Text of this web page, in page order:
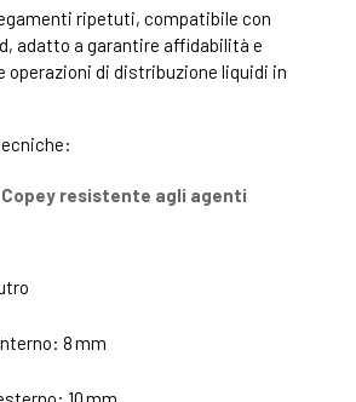
ripetuti, compatibile con
adatto a garantire affidabilità e
operazioni di distribuzione liquidi in
Copey resistente agli agenti
8 mm